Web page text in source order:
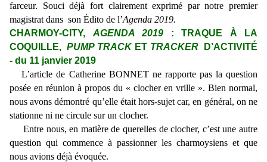
farceur. Souci déjà fort clairement exprimé par notre premier
magistrat dans son Édito de l’Agenda 2019.
CHARMOY-CITY, AGENDA 2019 : TRAQUE À LA
COQUILLE,PUMP TRACKET TRACKERD’ACTIVITÉ
- du 11 janvier 2019
L’article de Catherine BONNET ne rapporte pas la question
posée en réunion à propos du « clocher en vrille ». Bien normal,
nous avons démontré qu’elle était hors-sujet car, en général, on ne
stationne ni ne circule sur un clocher.
Entre nous, en matière de querelles de clocher, c’est une autre
question qui commence à passionner les charmoysiens et que
nous avions déjà évoquée.